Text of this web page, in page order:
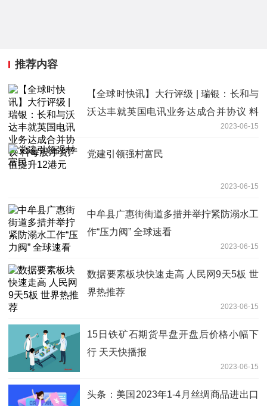
推荐内容
【全球时快讯】大行评级 | 瑞银：长和与
沃达丰就英国电讯业务达成合并协议 料
2023-06-15
党建引领强村富民
2023-06-15
中牟县广惠街街道多措并举拧紧防溺水工
作“压力阀” 全球速看
2023-06-15
数据要素板块快速走高 人民网9天5板 世
界热推荐
2023-06-15
15日铁矿石期货早盘开盘后价格小幅下
行 天天快播报
2023-06-15
头条：美国2023年1-4月丝绸商品进出口